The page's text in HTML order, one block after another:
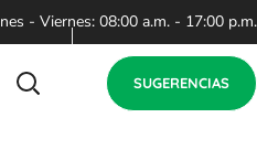
- Viernes: 08:00 a.m. - 17:00 p.m.
SUGERENCIAS